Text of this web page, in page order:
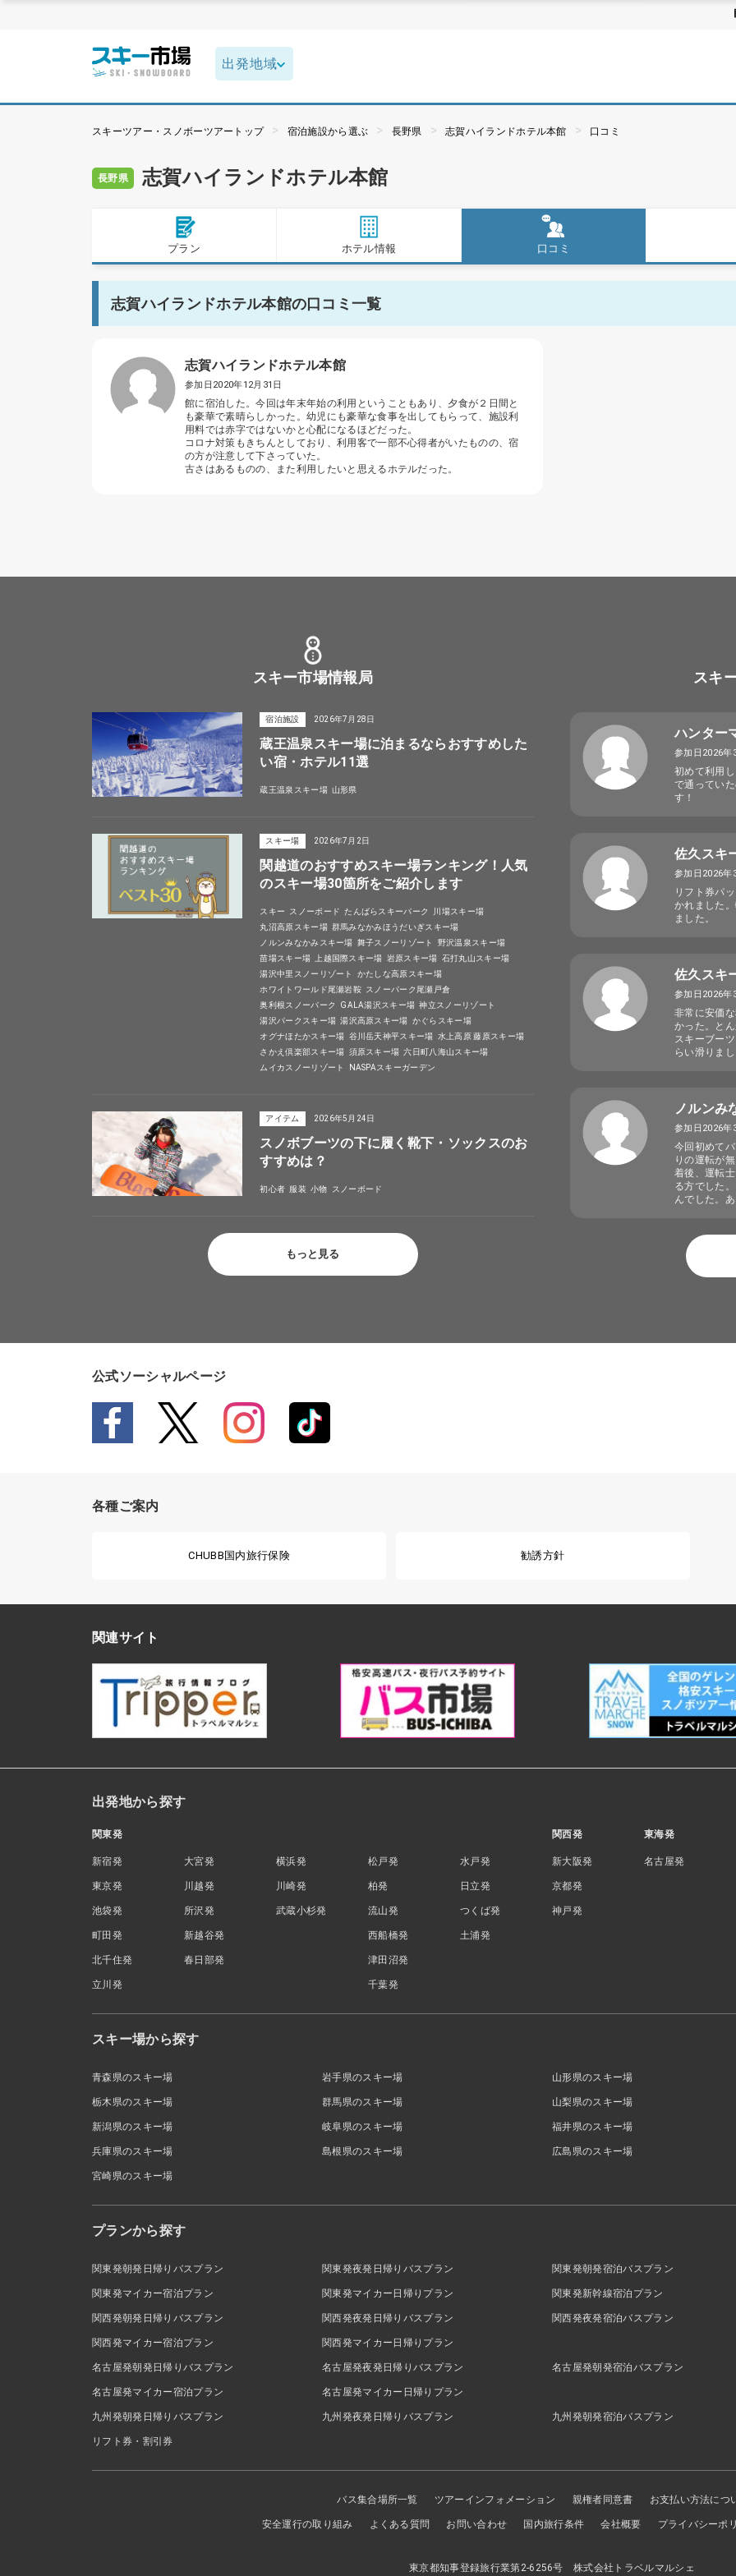
スキーツアー・スノボーツアートップ 宿泊施設から選ぶ 長野県 志賀ハイランドホテル本館 口コミ
長野県 志賀ハイランドホテル本館
プラン ホテル情報 口コミ
志賀ハイランドホテル本館の口コミ一覧
志賀ハイランドホテル本館
参加日2020年12月31日
館に宿泊した。今回は年末年始の利用ということもあり、夕食が２日間と
も豪華で素晴らしかった。幼児にも豪華な食事を出してもらって、施設利
用料では赤字ではないかと心配になるほどだった。
コロナ対策もきちんとしており、利用客で一部不心得者がいたものの、宿
の方が注意して下さっていた。
古さはあるものの、また利用したいと思えるホテルだった。
スキー市場情報局
宿泊施設 2026年7月28日
蔵王温泉スキー場に泊まるならおすすめした
い宿・ホテル11選
蔵王温泉スキー場 山形県
スキー場 2026年7月2日
関越道のおすすめスキー場ランキング！人気
のスキー場30箇所をご紹介します
スキー スノーボード たんばらスキーパーク
川場スキー場
丸沼高原スキー場 群馬みなかみほうだいぎスキー場
ノルンみなかみスキー場 舞子スノーリゾート
野沢温泉スキー場
苗場スキー場
上越国際スキー場 岩原スキー場 石打丸山スキー場
湯沢中里スノーリゾート
かたしな高原スキー場
ホワイトワールド尾瀬岩鞍 スノーパーク尾瀬戸倉
奥利根スノーパーク
GALA湯沢スキー場 神立スノーリゾート
湯沢パークスキー場 湯沢高原スキー場 かぐらスキー場
オグナほたかスキー場 谷川岳天神平スキー場 水上高原 藤原スキー場
さかえ倶楽部スキー場 須原スキー場 六日町八海山スキー場
ムイカスノーリゾート
NASPAスキーガーデン
アイテム 2026年5月24日
スノボブーツの下に履く靴下・ソックスのお
すすめは？
初心者 服装 小物 スノーボード
もっと見る
スキ
ハンター
参加日2026年
初めて利用
で通ってい
す！
佐久スキ
参加日2026年
リフト券パ
かれました
ました。
佐久スキ
参加日2026年
非常に安価
かった。と
スキーブー
らい滑りま
ノルンみ
参加日2026年
今回初めて
りの運転が
着後、運転
る方でした
んでした。
公式ソーシャルページ
各種ご案内
CHUBB国内旅行保険 勧誘方針
関連サイト
出発地から探す
関東発
新宿発
東京発
池袋発
町田発
北千住発
立川発
大宮発
川越発
所沢発
新越谷発
春日部発
横浜発
川崎発
武蔵小杉発
松戸発
柏発
流山発
西船橋発
津田沼発
千葉発
水戸発
日立発
つくば発
土浦発
関西発
新大阪発
京都発
神戸発
東海発
名古屋発
スキー場から探す
青森県のスキー場 岩手県のスキー場 山形県のスキー場
栃木県のスキー場 群馬県のスキー場 山梨県のスキー場
新潟県のスキー場 岐阜県のスキー場 福井県のスキー場
兵庫県のスキー場 島根県のスキー場 広島県のスキー場
宮崎県のスキー場
プランから探す
関東発朝発日帰りバスプラン 関東発夜発日帰りバスプラン 関東発朝発宿泊バスプラン
関東発マイカー宿泊プラン 関東発マイカー日帰りプラン 関東発新幹線宿泊プラン
関西発朝発日帰りバスプラン 関西発夜発日帰りバスプラン 関西発夜発宿泊バスプラン
関西発マイカー宿泊プラン 関西発マイカー日帰りプラン
名古屋発朝発日帰りバスプラン 名古屋発夜発日帰りバスプラン 名古屋発朝発宿泊バスプラン
名古屋発マイカー宿泊プラン 名古屋発マイカー日帰りプラン
九州発朝発日帰りバスプラン 九州発夜発日帰りバスプラン 九州発朝発宿泊バスプラン
リフト券・割引券
バス集合場所一覧 ツアーインフォメーション 親権者同意書 お支払い方法につ
安全運行の取り組み よくある質問 お問い合わせ 国内旅行条件 会社概要 プライバシーポ
東京都知事登録旅行業第2-6256号 株式会社トラベルマルシェ